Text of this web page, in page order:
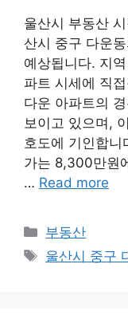
울산시 부동산
산시 중구 다운
예상됩니다. 지
파트 시세에 직
다운 아파트의
보이고 있으며,
호도에 기인합니
가는 8,300만원
… Read more
Categories
부동산
Tags
울산시 중구